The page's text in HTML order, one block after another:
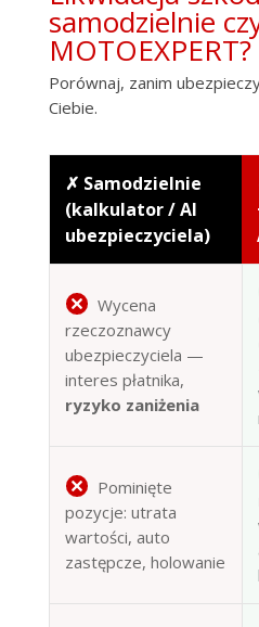
samodzielnie
MOTOEXPERT?
Porównaj, zanim
Ciebie.
✗ Samodzielnie
(kalkulator / AI
ubezpieczyciela)
Wycena
rzeczoznawcy
ubezpieczyciela —
interes płatnika,
ryzyko zaniżenia
Pominięte
pozycje: utrata
wartości, auto
zastępcze, holowanie